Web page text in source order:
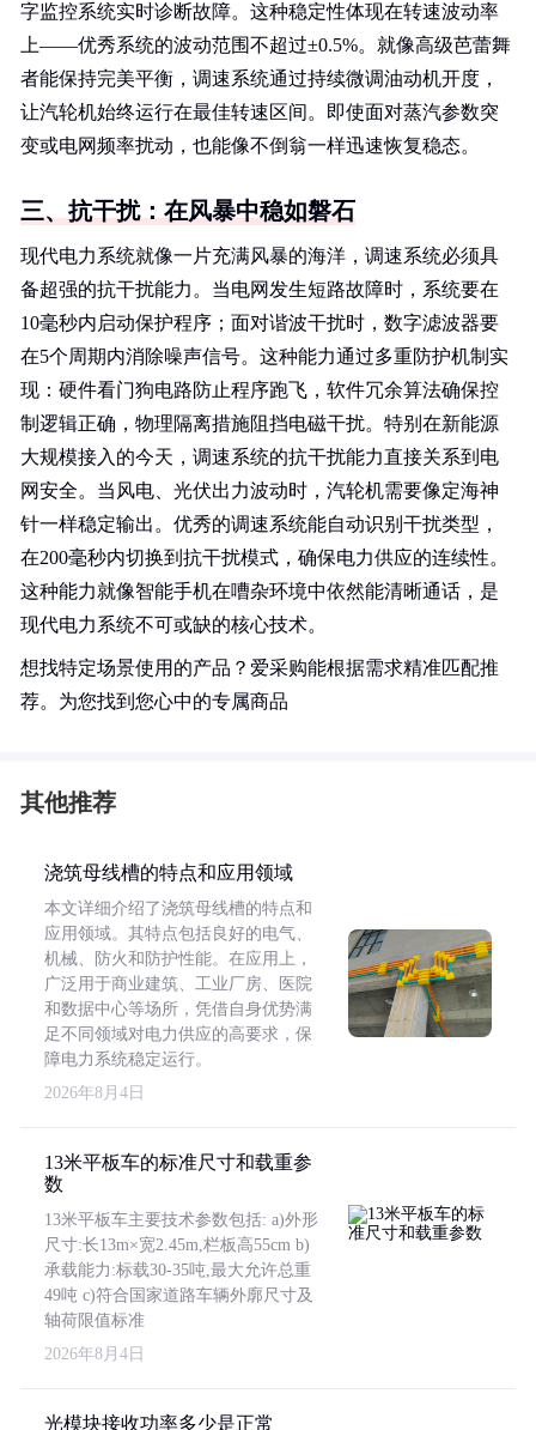
字监控系统实时诊断故障。这种稳定性体现在转速波动率
上——优秀系统的波动范围不超过±0.5%。就像高级芭蕾舞
者能保持完美平衡，调速系统通过持续微调油动机开度，
让汽轮机始终运行在最佳转速区间。即使面对蒸汽参数突
变或电网频率扰动，也能像不倒翁一样迅速恢复稳态。
三、抗干扰：在风暴中稳如磐石
现代电力系统就像一片充满风暴的海洋，调速系统必须具
备超强的抗干扰能力。当电网发生短路故障时，系统要在
10毫秒内启动保护程序；面对谐波干扰时，数字滤波器要
在5个周期内消除噪声信号。这种能力通过多重防护机制实
现：硬件看门狗电路防止程序跑飞，软件冗余算法确保控
制逻辑正确，物理隔离措施阻挡电磁干扰。特别在新能源
大规模接入的今天，调速系统的抗干扰能力直接关系到电
网安全。当风电、光伏出力波动时，汽轮机需要像定海神
针一样稳定输出。优秀的调速系统能自动识别干扰类型，
在200毫秒内切换到抗干扰模式，确保电力供应的连续性。
这种能力就像智能手机在嘈杂环境中依然能清晰通话，是
现代电力系统不可或缺的核心技术。
想找特定场景使用的产品？爱采购能根据需求精准匹配推
荐。为您找到您心中的专属商品
其他推荐
浇筑母线槽的特点和应用领域
本文详细介绍了浇筑母线槽的特点和
应用领域。其特点包括良好的电气、
机械、防火和防护性能。在应用上，
广泛用于商业建筑、工业厂房、医院
和数据中心等场所，凭借自身优势满
足不同领域对电力供应的高要求，保
障电力系统稳定运行。
2026年8月4日
13米平板车的标准尺寸和载重参
数
13米平板车主要技术参数包括: a)外形
尺寸:长13m×宽2.45m,栏板高55cm b)
承载能力:标载30-35吨,最大允许总重
49吨 c)符合国家道路车辆外廓尺寸及
轴荷限值标准
2026年8月4日
光模块接收功率多少是正常